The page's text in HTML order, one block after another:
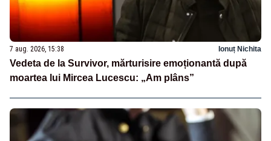
7 aug. 2026, 15:38 Ionuț Nichita
Vedeta de la Survivor, mărturisire emoționantă după
moartea lui Mircea Lucescu: „Am plâns”